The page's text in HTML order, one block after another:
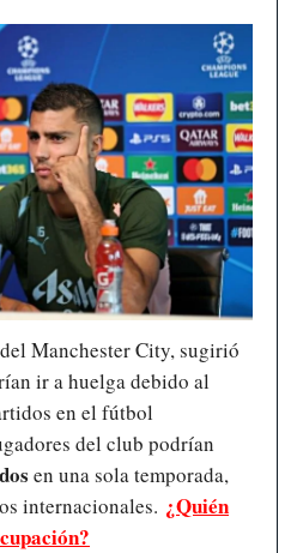
Manchester City, sugirió
ir a huelga debido al
en el fútbol
del club podrían
en una sola temporada,
internacionales. ¿Quién